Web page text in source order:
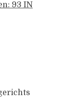
93 IN